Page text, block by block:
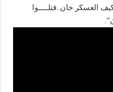
العسكر خان..قتلــــوا